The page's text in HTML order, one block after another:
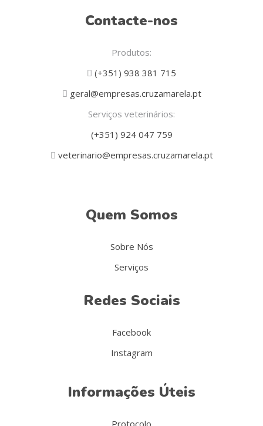
Contacte-nos
Produtos:
(+351) 938 381 715
geral@empresas.cruzamarela.pt
Serviços veterinários:
(+351) 924 047 759
veterinario@empresas.cruzamarela.pt
Quem Somos
Sobre Nós
Serviços
Redes Sociais
Facebook
Instagram
Informações Úteis